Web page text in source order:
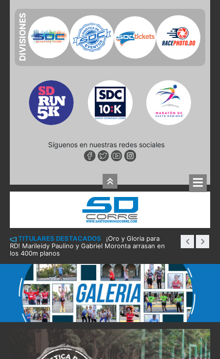
DIVISIONES
Síguenos en nuestras redes sociales
TITULARES DESTACADOS
¡Oro y Gloria para
RD! Marileidy Paulino y Gabriel Moronta arrasan en
los 400m planos